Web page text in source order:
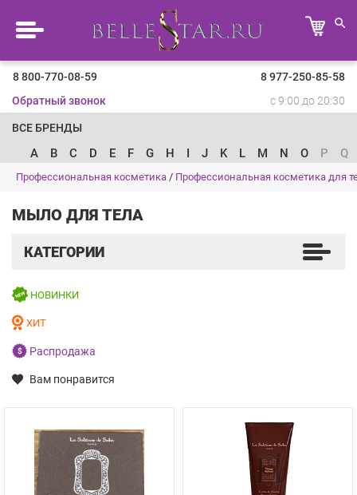
8 800-770-08-59
8 977-250-85-58
Обратный звонок
с 9:00 до 20:30
ВСЕ БРЕНДЫ
A B C D E F G H I J K L M N O P Q
Профессиональная косметика / Профессиональная косметика для
МЫЛО ДЛЯ ТЕЛА
КАТЕГОРИИ
НОВИНКИ
ХИТ
Распродажа
Вам понравится